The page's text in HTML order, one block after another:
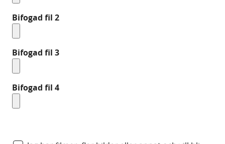
Bifogad fil 2
Bifogad fil 3
Bifogad fil 4